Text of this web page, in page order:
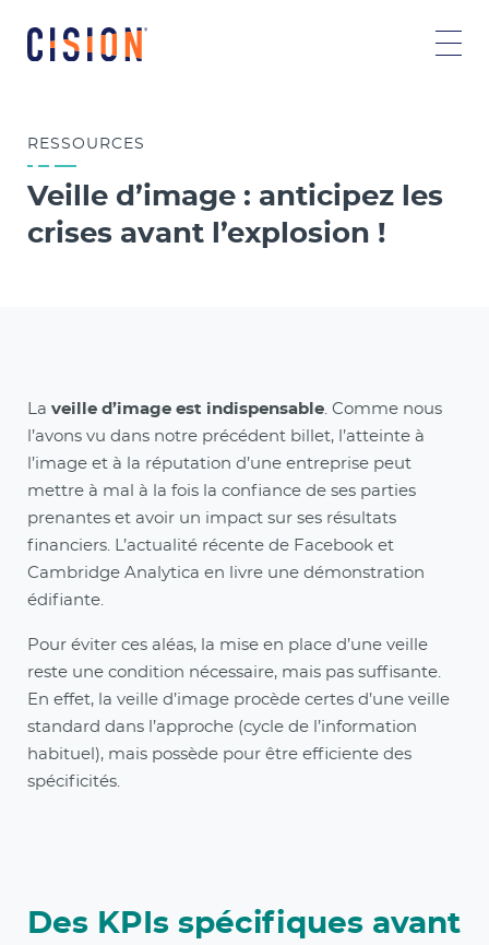
RESSOURCES
Veille d’image : anticipez les
crises avant l’explosion !
La veille d’image est indispensable . Comme nous
l’avons vu dans notre précédent billet, l’atteinte à
l’image et à la réputation d’une entreprise peut
mettre à mal à la fois la confiance de ses parties
prenantes et avoir un impact sur ses résultats
financiers. L’actualité récente de Facebook et
Cambridge Analytica en livre une démonstration
édifiante.
Pour éviter ces aléas, la mise en place d’une veille
reste une condition nécessaire, mais pas suffisante.
En effet, la veille d’image procède certes d’une veille
standard dans l’approche (cycle de l’information
habituel), mais possède pour être efficiente des
spécificités.
Des KPIs spécifiques avant